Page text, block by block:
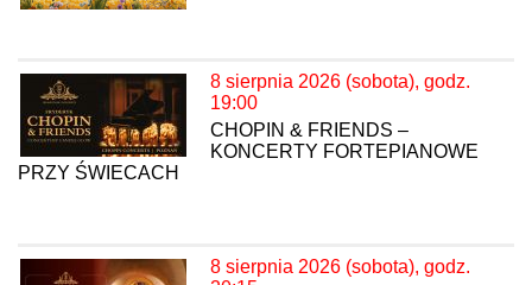
8 sierpnia 2026 (sobota), godz.
19:00
CHOPIN & FRIENDS –
KONCERTY FORTEPIANOWE
PRZY ŚWIECACH
8 sierpnia 2026 (sobota), godz.